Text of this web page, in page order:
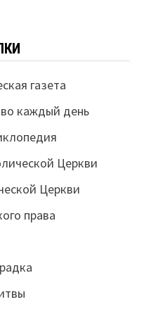
газета
каждый день
Церкви
Церкви
права